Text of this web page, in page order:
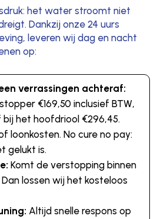
het water stroomt niet
Dankzij onze 24 uurs
leveren wij dag en nacht
op:
verrassingen achteraf:
€169,50 inclusief BTW,
het hoofdriool €296,45.
loonkosten. No cure no pay:
gelukt is.
Komt de verstopping binnen
lossen wij het kosteloos
Altijd snelle respons op